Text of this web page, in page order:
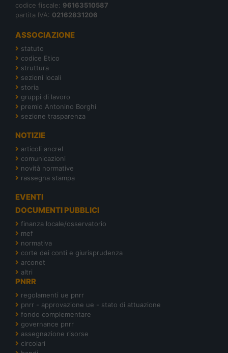
codice fiscale: 96163510587
partita IVA: 02162831206
ASSOCIAZIONE
statuto
codice Etico
struttura
sezioni locali
storia
gruppi di lavoro
premio Antonino Borghi
sezione trasparenza
NOTIZIE
articoli ancrel
comunicazioni
novità normative
rassegna stampa
EVENTI
DOCUMENTI PUBBLICI
finanza locale/osservatorio
mef
normativa
corte dei conti e giurisprudenza
arconet
altri
PNRR
regolamenti ue pnrr
pnrr - approvazione ue - stato di attuazione
fondo complementare
governance pnrr
assegnazione risorse
circolari